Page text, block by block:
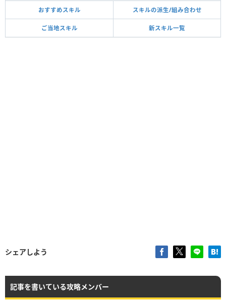
おすすめスキル スキルの派生/組み合わせ
ご当地スキル 新スキル一覧
シェアしよう
記事を書いている攻略メンバー